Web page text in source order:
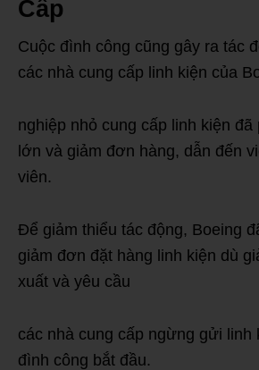
Cấp
Cuộc đình công cũng gây ra tác
các nhà cung cấp linh kiện của
nghiệp nhỏ cung cấp linh kiện đã
lớn và giảm đơn hàng, dẫn đến
viên.
Để giảm thiểu tác động, Boeing
giảm đơn đặt hàng linh kiện dù
xuất và yêu cầu
các nhà cung cấp ngừng gửi linh
đình công bắt đầu.